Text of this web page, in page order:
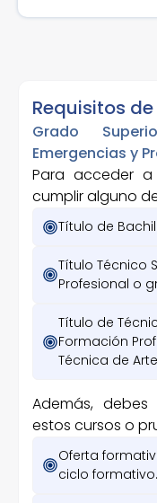
Requisitos
Grado
Emergencias y
Para acceder
cumplir alguno
Título de
Título Técnico
Profesional o
Título de
Formación
Técnica de
Además,
estos cursos o
Oferta
ciclo formativo.